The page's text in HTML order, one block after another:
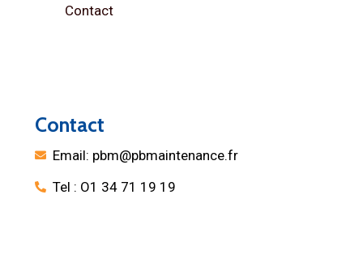
Contact
Contact
Email: pbm@pbmaintenance.fr
Tel : O1 34 71 19 19